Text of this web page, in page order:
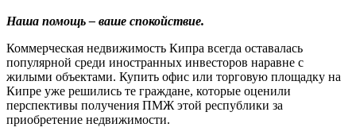
Наша помощь – ваше спокойствие.
Коммерческая недвижимость Кипра всегда оставалась
популярной среди иностранных инвесторов наравне с
жилыми объектами. Купить офис или торговую площадку на
Кипре уже решились те граждане, которые оценили
перспективы получения ПМЖ этой республики за
приобретение недвижимости.